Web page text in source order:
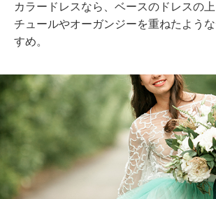
カラードレスなら、ベースのドレスの
チュールやオーガンジーを重ねたよう
すめ。